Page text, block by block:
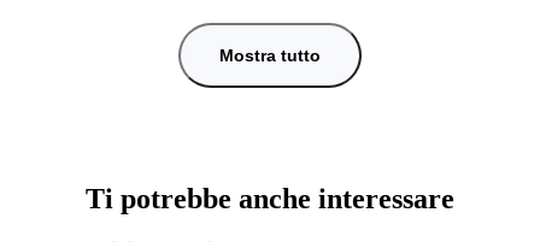
Mostra tutto
Ti potrebbe anche interessare